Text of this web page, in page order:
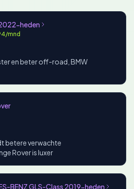
heden
mnd
en beter off-road, BMW
betere verwachte
Rover is luxer
BENZ GLS-Class 2019-heden